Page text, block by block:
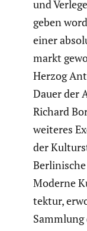
und
geben
einer
markt
Herzog
Dauer der
Richard
weiteres
der
Moderne
tektur,